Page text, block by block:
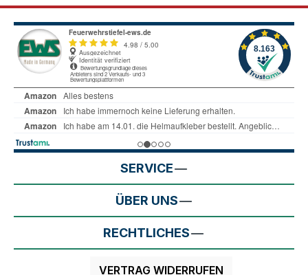
SERVICE
ÜBER UNS
RECHTLICHES
VERTRAG WIDERRUFEN